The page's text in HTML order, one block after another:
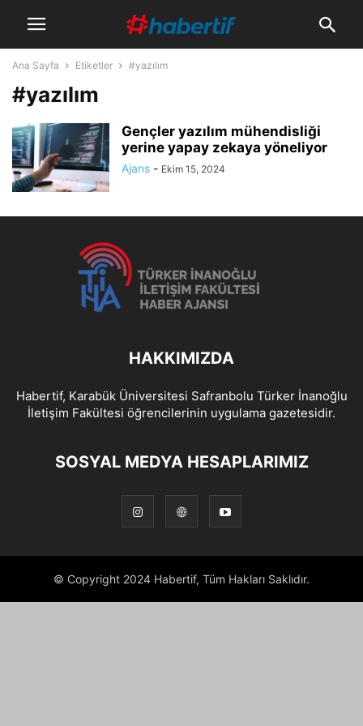
Ana Sayfa Etiketler #yazılım
#yazılım
Gençler yazılım mühendisliği
yerine yapay zekaya yöneliyor
Ajans - Ekim 15, 2024
HAKKIMIZDA
Habertif, Karabük Üniversitesi Safranbolu Türker İnanoğlu
İletişim Fakültesi öğrencilerinin uygulama gazetesidir.
SOSYAL MEDYA HESAPLARIMIZ
© Copyright 2024 Habertif, Tüm Hakları Saklıdır.